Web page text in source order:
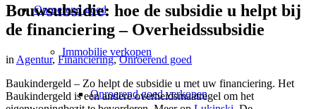
Onroerend goed
Immobilie verkopen
Onroerend goed verkopen
Bouwsubsidie: hoe de subsidie u helpt bij
de financiering – Overheidssubsidie
in Agentur, Financiering,Onroerend goed
Baukindergeld – Zo helpt de subsidie u met uw financiering. Het
Baukindergeld is een andere overheidsmaatregel om het